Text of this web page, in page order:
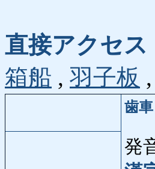
直接アクセス
箱船 , 羽子板 ,
歯車
発